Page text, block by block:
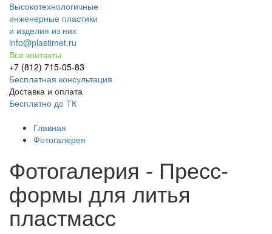
Высокотехнологичные
инженерные пластики
и изделия из них
info@plastimet.ru
Все контакты
+7 (812) 715-05-83
Бесплатная консультация
Доставка и оплата
Бесплатно до ТК
Главная
Фотогалерея
Фотогалерия - Пресс-
формы для литья
пластмасс